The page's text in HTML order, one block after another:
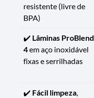
resistente (livre de
BPA)
✔️ Lâminas ProBlend
4em aço inoxidável
fixas e serrilhadas
✔️ Fácil limpeza,